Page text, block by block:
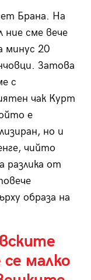
Брана. На
ние сме вече
минус 20
Затова
с
чак Курт
е
но и
чийто
разлика от
образа на
малко